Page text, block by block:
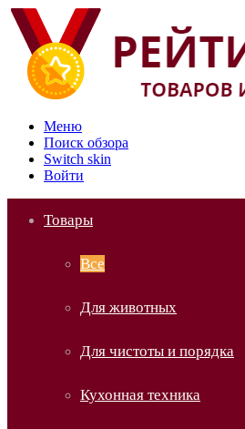
Меню
Поиск обзора
Switch skin
Войти
Товары
Все
Для животных
Для чистоты и порядка
Кухонная техника